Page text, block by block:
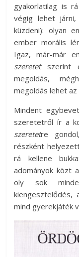
gyakorlatilag is
végig lehet
küzdeni): olyan
ember morális
Igaz, már-már
szeretetszerint
megoldás,
megoldás lehet
Mindent
szeretetről ír a
szeretetre
részként
rá kellene
adományok közt
oly sok
kiengesztelődés,
mind gyerekjáték